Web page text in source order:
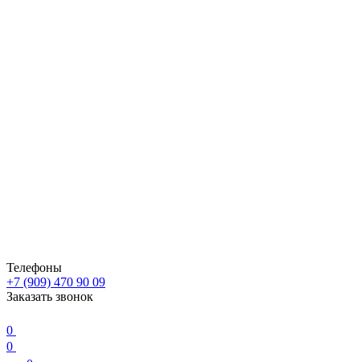
Телефоны
+7 (909) 470 90 09
Заказать звонок
0
0